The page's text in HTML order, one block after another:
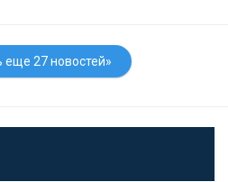
еще 27 новостей»